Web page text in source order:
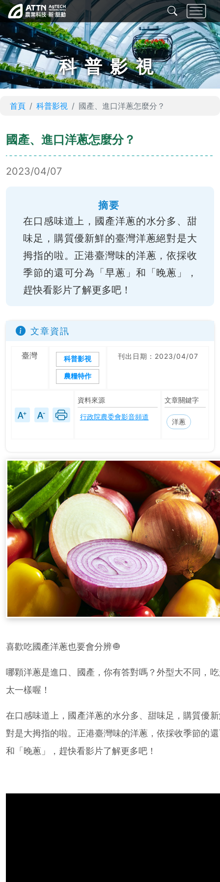
科普影視
首頁 科普影視 國產、進口洋蔥怎麼分？
國產、進口洋蔥怎麼分？
2023/04/07
摘要
在口感味道上，國產洋蔥的水分多、甜
味足，購質優新鮮的臺灣洋蔥絕對是大
拇指的啦。正港臺灣味的洋蔥，依採收
季節的還可分為「早蔥」和「晚蔥」，
趕快看影片了解更多吧！
文章資訊
臺灣 科普影視
農糧特作
刊出日期：2023/04/07
資料來源
行政院農委會影音頻道
文章關鍵字
洋蔥
喜歡吃國產洋蔥也要會分辨🧅
哪顆洋蔥是進口、國產，你有答對嗎？外型大不同，
太一樣喔！
在口感味道上，國產洋蔥的水分多、甜味足，購質優
對是大拇指的啦。正港臺灣味的洋蔥，依採收季節的
和「晚蔥」，趕快看影片了解更多吧！